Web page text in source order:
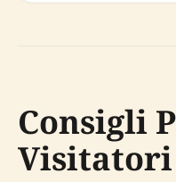
Consigli
Visitatori